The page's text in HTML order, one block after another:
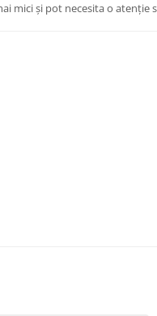
mici și pot necesita o atenție